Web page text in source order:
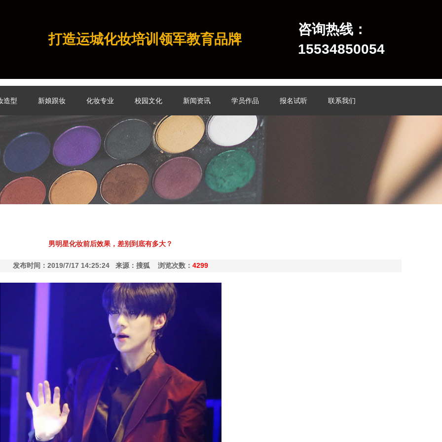
打造运城化妆培训领军教育品牌
咨询热线：
15534850054
造型 新娘跟妆 化妆专业 校园文化 新闻资讯 学员作品 报名试听 联系我们
男明星化妆前后效果，差别到底有多大？
发布时间：2019/7/17 14:25:24 来源：搜狐 浏览次数： 4299